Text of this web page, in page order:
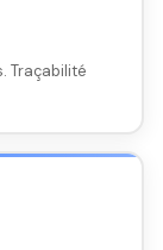
Traçabilité